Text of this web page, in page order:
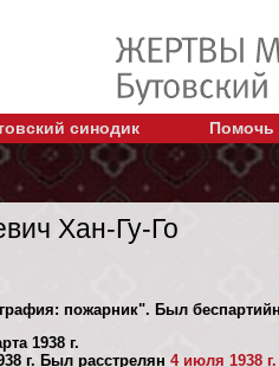
синодик Помочь
Хан-Гу-Го
пожарник". Был
1938 г.
г. Был расстрелян 4 июля 1938 г.